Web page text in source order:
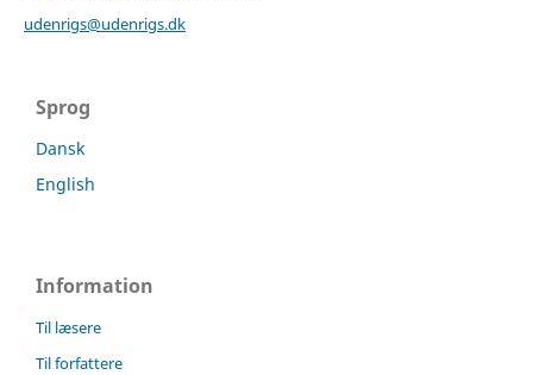
udenrigs@udenrigs.dk
Sprog
Dansk
English
Information
Til læsere
Til forfattere